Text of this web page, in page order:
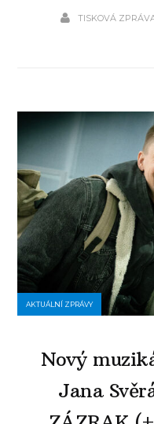
TISKOVÁ
AKTUÁLNÍ ZPRÁVY
Nový
Jana